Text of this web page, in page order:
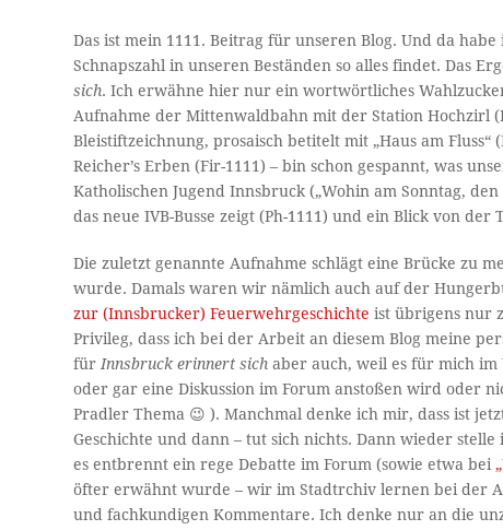
Das ist mein 1111. Beitrag für unseren Blog. Und da
Schnapszahl in unseren Beständen so alles findet. Das
sich. Ich erwähne hier nur ein wortwörtliches
Aufnahme der Mittenwaldbahn mit der Station Hochzirl
Bleistiftzeichnung, prosaisch betitelt mit „Haus am
Reicher’s Erben (Fir-1111) – bin schon gespannt, was
Katholischen Jugend Innsbruck („Wohin am Sonntag,
das neue IVB-Busse zeigt (Ph-1111) und ein Blick von
Die zuletzt genannte Aufnahme schlägt eine Brücke zu
wurde. Damals waren wir nämlich auch auf der
zur (Innsbrucker) Feuerwehrgeschichte ist übrigens nur
Privileg, dass ich bei der Arbeit an diesem Blog meine
fürInnsbruck erinnert sich aber auch, weil es für mich
oder gar eine Diskussion im Forum anstoßen wird oder
Pradler Thema 😉 ). Manchmal denke ich mir, dass ist
Geschichte und dann – tut sich nichts. Dann wieder
es entbrennt ein rege Debatte im Forum (sowie etwa bei
öfter erwähnt wurde – wir im Stadtrchiv lernen bei der
und fachkundigen Kommentare. Ich denke nur an die